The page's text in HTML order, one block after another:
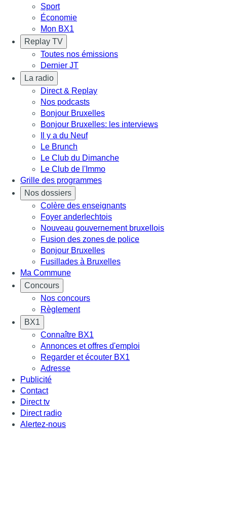
Sport
Économie
Mon BX1
Replay TV
Toutes nos émissions
Dernier JT
La radio
Direct & Replay
Nos podcasts
Bonjour Bruxelles
Bonjour Bruxelles: les interviews
Il y a du Neuf
Le Brunch
Le Club du Dimanche
Le Club de l'Immo
Grille des programmes
Nos dossiers
Colère des enseignants
Foyer anderlechtois
Nouveau gouvernement bruxellois
Fusion des zones de police
Bonjour Bruxelles
Fusillades à Bruxelles
Ma Commune
Concours
Nos concours
Règlement
BX1
Connaître BX1
Annonces et offres d'emploi
Regarder et écouter BX1
Adresse
Publicité
Contact
Direct tv
Direct radio
Alertez-nous